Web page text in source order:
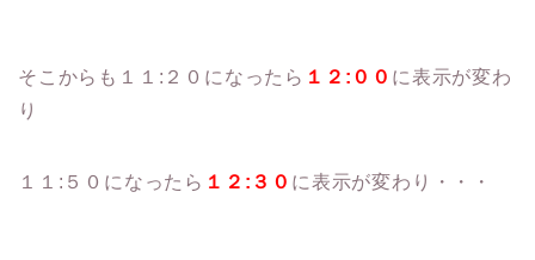
そこからも１１:２０になったら １２:００ に表示が変わ
り
１１:５０になったら １２:３０ に表示が変わり・・・